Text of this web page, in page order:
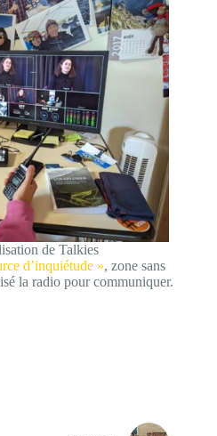
de Talkies
d’inquiétude », zone sans
la radio pour communiquer.